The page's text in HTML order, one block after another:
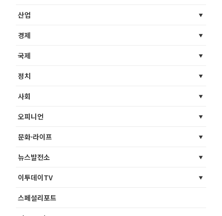
산업
경제
국제
정치
사회
오피니언
문화·라이프
뉴스발전소
이투데이TV
스페셜리포트